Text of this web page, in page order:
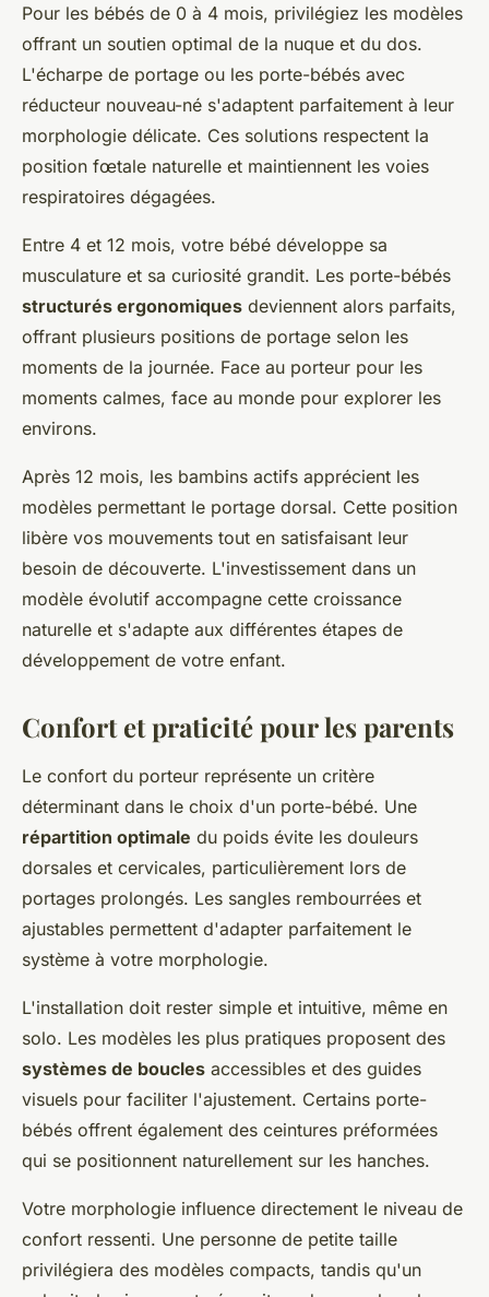
Pour les bébés de 0 à 4 mois, privilégiez les modèles
offrant un soutien optimal de la nuque et du dos.
L'écharpe de portage ou les porte-bébés avec
réducteur nouveau-né s'adaptent parfaitement à leur
morphologie délicate. Ces solutions respectent la
position fœtale naturelle et maintiennent les voies
respiratoires dégagées.
Entre 4 et 12 mois, votre bébé développe sa
musculature et sa curiosité grandit. Les porte-bébés
structurés ergonomiques deviennent alors parfaits,
offrant plusieurs positions de portage selon les
moments de la journée. Face au porteur pour les
moments calmes, face au monde pour explorer les
environs.
Après 12 mois, les bambins actifs apprécient les
modèles permettant le portage dorsal. Cette position
libère vos mouvements tout en satisfaisant leur
besoin de découverte. L'investissement dans un
modèle évolutif accompagne cette croissance
naturelle et s'adapte aux différentes étapes de
développement de votre enfant.
Confort et praticité pour les parents
Le confort du porteur représente un critère
déterminant dans le choix d'un porte-bébé. Une
répartition optimale du poids évite les douleurs
dorsales et cervicales, particulièrement lors de
portages prolongés. Les sangles rembourrées et
ajustables permettent d'adapter parfaitement le
système à votre morphologie.
L'installation doit rester simple et intuitive, même en
solo. Les modèles les plus pratiques proposent des
systèmes de boucles accessibles et des guides
visuels pour faciliter l'ajustement. Certains porte-
bébés offrent également des ceintures préformées
qui se positionnent naturellement sur les hanches.
Votre morphologie influence directement le niveau de
confort ressenti. Une personne de petite taille
privilégiera des modèles compacts, tandis qu'un